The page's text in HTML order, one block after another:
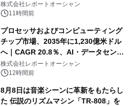
株式会社レポートオーシャン
11時間前
プロセッサおよびコンピューティング
チップ市場、2035年に1,230億米ドル
へ｜CAGR 20.8％、AI・データセンタ
ー需要が成長を牽引
株式会社レポートオーシャン
12時間前
8月8日は音楽シーンに革新をもたらし
た 伝説のリズムマシン「TR-808」を